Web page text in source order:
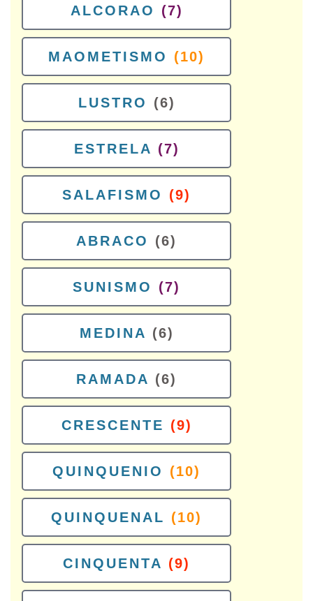
ALCORAO (7)
MAOMETISMO (10)
LUSTRO (6)
ESTRELA (7)
SALAFISMO (9)
ABRACO (6)
SUNISMO (7)
MEDINA (6)
RAMADA (6)
CRESCENTE (9)
QUINQUENIO (10)
QUINQUENAL (10)
CINQUENTA (9)